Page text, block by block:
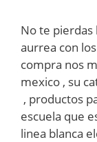
No te pierdas
aurrea con
compra nos
mexico , su
, productos
escuela que
linea blanca